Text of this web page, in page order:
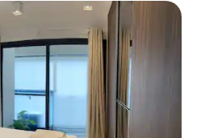
гостите